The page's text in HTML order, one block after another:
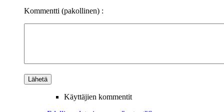
Kommentti (pakollinen) :
Käyttäjien kommentit